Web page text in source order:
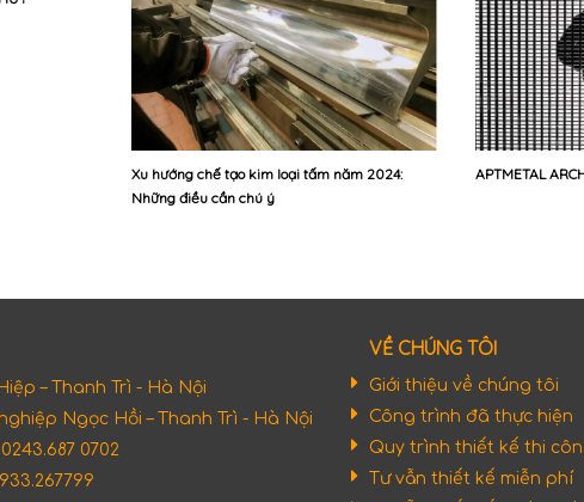
Xu hướng chế tạo kim loại tấm năm 2024:
Những điều cần chú ý
APTMETAL
– Thanh Trì - Hà Nội
Ngọc Hồi – Thanh Trì - Hà Nội
0243.687 0702
VỀ CHÚNG TÔI
Giới thiệu về chúng tôi
Công trình đã thực hiện
Quy trình thiết kế thi
Tư vẫn thiết kế miễn phí